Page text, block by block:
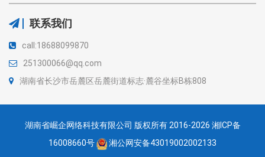
联系我们
call:18688099870
251300066@qq.com
湖南省长沙市岳麓区岳麓街道标志·麓谷坐标B栋808
湖南省崛企网络科技有限公司 版权所有 2016-2026 湘ICP备
16008660号
湘公网安备43019002002133